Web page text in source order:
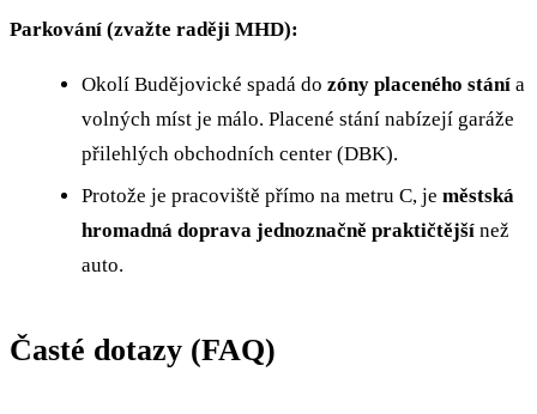
Parkování (zvažte raději MHD):
Okolí Budějovické spadá do zóny placeného stání a
volných míst je málo. Placené stání nabízejí garáže
přilehlých obchodních center (DBK).
Protože je pracoviště přímo na metru C, je městská
hromadná doprava jednoznačně praktičtější než
auto.
Časté dotazy (FAQ)